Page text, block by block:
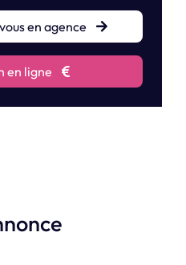
en agence
en ligne